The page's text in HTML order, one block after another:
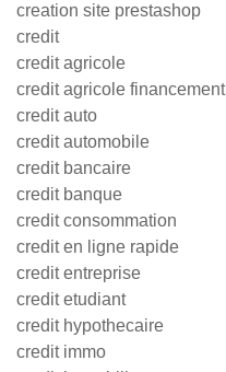
creation site prestashop
credit
credit agricole
credit agricole financement
credit auto
credit automobile
credit bancaire
credit banque
credit consommation
credit en ligne rapide
credit entreprise
credit etudiant
credit hypothecaire
credit immo